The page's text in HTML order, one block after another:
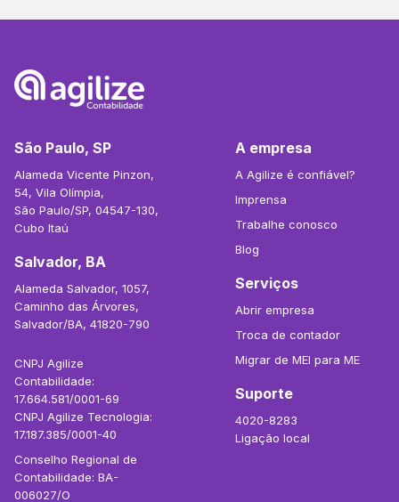
São Paulo, SP
Alameda Vicente Pinzon,
54, Vila Olímpia,
São Paulo/SP, 04547-130,
Cubo Itaú
Salvador, BA
Alameda Salvador, 1057,
Caminho das Árvores,
Salvador/BA, 41820-790
CNPJ Agilize
Contabilidade:
17.664.581/0001-69
CNPJ Agilize Tecnologia:
17.187.385/0001-40
Conselho Regional de
Contabilidade: BA-
006027/O
A empresa
A Agilize é confiável?
Imprensa
Trabalhe conosco
Blog
Serviços
Abrir empresa
Troca de contador
Migrar de MEI para ME
Suporte
4020-8283
Ligação local